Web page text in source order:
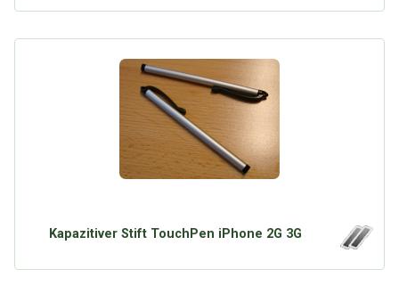
Kapazitiver Stift TouchPen iPhone 2G 3G